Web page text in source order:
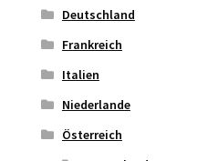
Deutschland
Frankreich
Italien
Niederlande
Österreich